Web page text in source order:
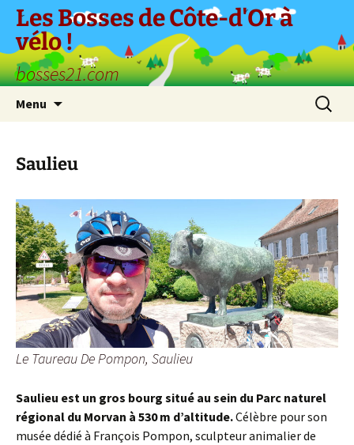
Aller
contenu
Les Bosses de Côte-d'Or à
vélo !
bosses21.com
Menu
Saulieu
Le Taureau De Pompon, Saulieu
Saulieu est un gros bourg situé au sein du Parc naturel
régional du Morvan à 530 m d’altitude.Célèbre pour son
musée dédié à François Pompon, sculpteur animalier de